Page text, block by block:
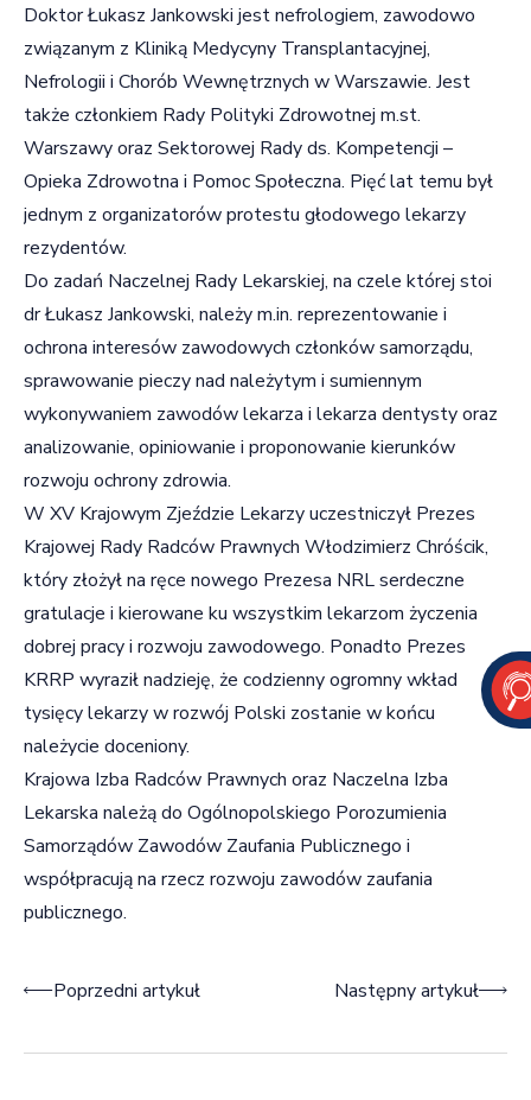
Doktor Łukasz Jankowski jest nefrologiem, zawodowo
związanym z Kliniką Medycyny Transplantacyjnej,
Nefrologii i Chorób Wewnętrznych w Warszawie. Jest
także członkiem Rady Polityki Zdrowotnej m.st.
Warszawy oraz Sektorowej Rady ds. Kompetencji –
Opieka Zdrowotna i Pomoc Społeczna. Pięć lat temu był
jednym z organizatorów protestu głodowego lekarzy
rezydentów.
Do zadań Naczelnej Rady Lekarskiej, na czele której stoi
dr Łukasz Jankowski, należy m.in. reprezentowanie i
ochrona interesów zawodowych członków samorządu,
sprawowanie pieczy nad należytym i sumiennym
wykonywaniem zawodów lekarza i lekarza dentysty oraz
analizowanie, opiniowanie i proponowanie kierunków
rozwoju ochrony zdrowia.
W XV Krajowym Zjeździe Lekarzy uczestniczył Prezes
Krajowej Rady Radców Prawnych Włodzimierz Chróścik,
który złożył na ręce nowego Prezesa NRL serdeczne
gratulacje i kierowane ku wszystkim lekarzom życzenia
dobrej pracy i rozwoju zawodowego. Ponadto Prezes
KRRP wyraził nadzieję, że codzienny ogromny wkład
tysięcy lekarzy w rozwój Polski zostanie w końcu
należycie doceniony.
Krajowa Izba Radców Prawnych oraz Naczelna Izba
Lekarska należą do Ogólnopolskiego Porozumienia
Samorządów Zawodów Zaufania Publicznego i
współpracują na rzecz rozwoju zawodów zaufania
publicznego.
Nawigacja wpisu
Poprzedni artykuł Następny artykuł